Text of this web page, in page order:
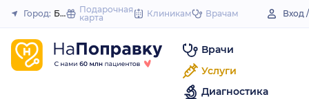
to
Закрыть
Город: Благовещенск (Башкортостан)
Подарочная
карта
Клиникам Врачам Вход
Врачи
Услуги
Диагностика